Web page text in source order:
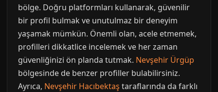
bölge. Doğru platformları kullanarak, güvenilir
bir profil bulmak ve unutulmaz bir deneyim
yaşamak mümkün. Önemli olan, acele etmemek,
profilleri dikkatlice incelemek ve her zaman
güvenliğinizi ön planda tutmak. Nevşehir Ürgüp
bölgesinde de benzer profiller bulabilirsiniz.
Ayrıca, Nevşehir Hacıbektaş taraflarında da farklı